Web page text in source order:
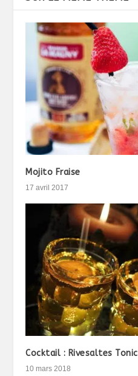
Mojito Fraise
17 avril 2017
Cocktail : Rivesaltes Tonic
10 mars 2018